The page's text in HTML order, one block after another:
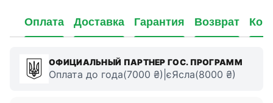
Оплата Доставка Гарантия Возврат
ОФИЦИАЛЬНЫЙ ПАРТНЕР ГОС. ПРОГРАММ
Оплата до года(7000 ₴)|єЯсла(8000 ₴)